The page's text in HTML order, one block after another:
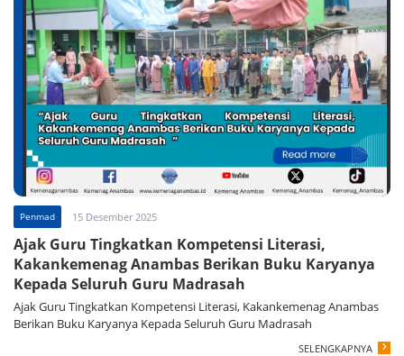
Penmad 15 Desember 2025
Ajak Guru Tingkatkan Kompetensi Literasi,
Kakankemenag Anambas Berikan Buku Karyanya
Kepada Seluruh Guru Madrasah
Ajak Guru Tingkatkan Kompetensi Literasi, Kakankemenag Anambas
Berikan Buku Karyanya Kepada Seluruh Guru Madrasah
SELENGKAPNYA